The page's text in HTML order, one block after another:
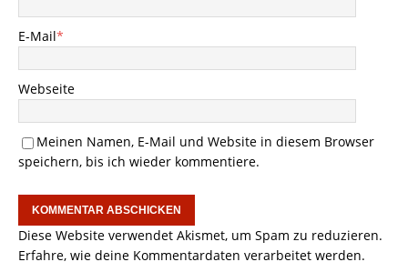
E-Mail*
Webseite
Meinen Namen, E-Mail und Website in diesem Browser
speichern, bis ich wieder kommentiere.
Diese Website verwendet Akismet, um Spam zu reduzieren.
Erfahre, wie deine Kommentardaten verarbeitet werden.